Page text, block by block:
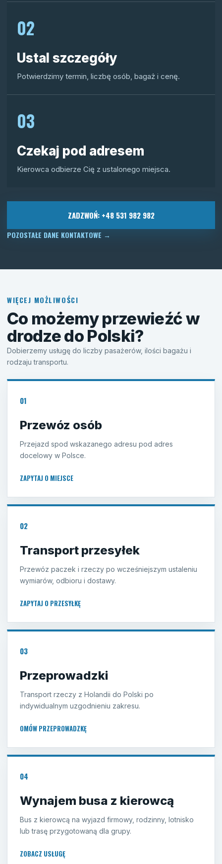
02
Ustal szczegóły
Potwierdzimy termin, liczbę osób, bagaż i cenę.
03
Czekaj pod adresem
Kierowca odbierze Cię z ustalonego miejsca.
ZADZWOŃ: +48 531 982 982
POZOSTAŁE DANE KONTAKTOWE →
WIĘCEJ MOŻLIWOŚCI
Co możemy przewieźć w
drodze do Polski?
Dobierzemy usługę do liczby pasażerów, ilości bagażu i
rodzaju transportu.
01
Przewóz osób
Przejazd spod wskazanego adresu pod adres
docelowy w Polsce.
ZAPYTAJ O MIEJSCE
02
Transport przesyłek
Przewóz paczek i rzeczy po wcześniejszym ustaleniu
wymiarów, odbioru i dostawy.
ZAPYTAJ O PRZESYŁKĘ
03
Przeprowadzki
Transport rzeczy z Holandii do Polski po
indywidualnym uzgodnieniu zakresu.
OMÓW PRZEPROWADZKĘ
04
Wynajem busa z kierowcą
Bus z kierowcą na wyjazd firmowy, rodzinny, lotnisko
lub trasę przygotowaną dla grupy.
ZOBACZ USŁUGĘ